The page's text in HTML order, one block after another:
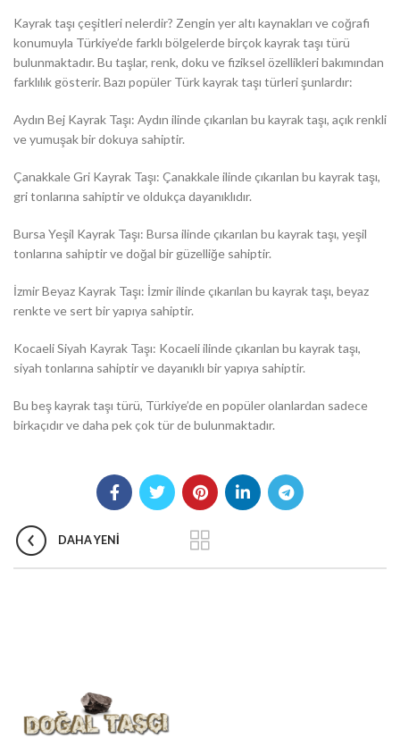
Kayrak taşı çeşitleri nelerdir? Zengin yer altı kaynakları ve coğrafi
konumuyla Türkiye’de farklı bölgelerde birçok kayrak taşı türü
bulunmaktadır. Bu taşlar, renk, doku ve fiziksel özellikleri bakımından
farklılık gösterir. Bazı popüler Türk kayrak taşı türleri şunlardır:
Aydın Bej Kayrak Taşı: Aydın ilinde çıkarılan bu kayrak taşı, açık renkli
ve yumuşak bir dokuya sahiptir.
Çanakkale Gri Kayrak Taşı: Çanakkale ilinde çıkarılan bu kayrak taşı,
gri tonlarına sahiptir ve oldukça dayanıklıdır.
Bursa Yeşil Kayrak Taşı: Bursa ilinde çıkarılan bu kayrak taşı, yeşil
tonlarına sahiptir ve doğal bir güzelliğe sahiptir.
İzmir Beyaz Kayrak Taşı: İzmir ilinde çıkarılan bu kayrak taşı, beyaz
renkte ve sert bir yapıya sahiptir.
Kocaeli Siyah Kayrak Taşı: Kocaeli ilinde çıkarılan bu kayrak taşı,
siyah tonlarına sahiptir ve dayanıklı bir yapıya sahiptir.
Bu beş kayrak taşı türü, Türkiye’de en popüler olanlardan sadece
birkaçıdır ve daha pek çok tür de bulunmaktadır.
DAHA YENI